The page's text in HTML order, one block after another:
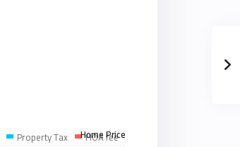
Property Tax HOA fee
Home Price